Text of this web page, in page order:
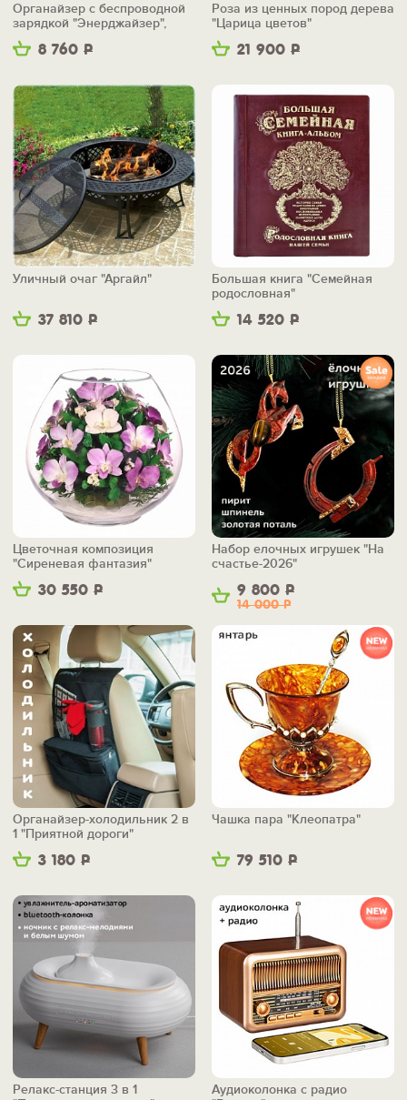
8 760 Р
Органайзер с беспроводной
зарядкой "Энерджайзер",
вер.2
21 900 Р
Роза из ценных пород дерева
"Царица цветов"
37 810 Р
Уличный очаг "Аргайл"
14 520 Р
Большая книга "Семейная
родословная"
30 550 Р
Цветочная композиция
"Сиреневая фантазия"
9 800 Р
14 000Р
Набор елочных игрушек "На
счастье-2026"
3 180 Р
Органайзер-холодильник 2 в
1 "Приятной дороги"
79 510 Р
Чашка пара "Клеопатра"
Релакс-станция 3 в 1
Аудиоколонка с радио